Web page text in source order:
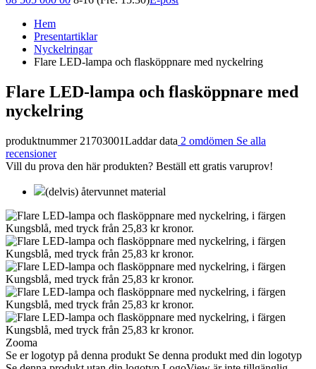
Hem
Presentartiklar
Nyckelringar
Flare LED-lampa och flasköppnare med nyckelring
Flare LED-lampa och flasköppnare med
nyckelring
produktnummer 21703001Laddar data 2 omdömen Se alla
recensioner
Vill du prova den här produkten? Beställ ett gratis varuprov!
(delvis) återvunnet material
Zooma
Se er logotyp på denna produkt Se denna produkt med din logotyp